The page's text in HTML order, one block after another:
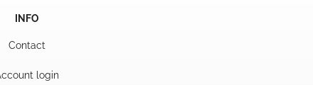
INFO
Contact
login